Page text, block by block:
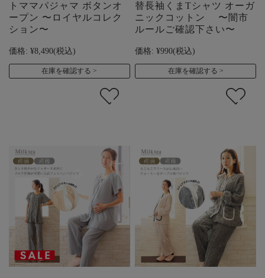
トママパジャマ ボタンオ
ープン 〜ロイヤルコレク
ション〜
価格: ¥8,490(税込)
在庫を確認する
替長袖くまTシャツ オーガ
ニックコットン 〜闇市
ルールご確認下さい〜
価格: ¥990(税込)
在庫を確認する